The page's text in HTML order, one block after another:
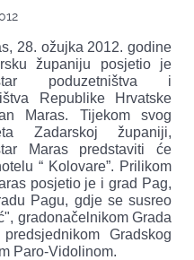
28. ožujka 2012. godine
županiju posjetio je
poduzetništva i
Republike Hrvatske
Maras. Tijekom svog
Zadarskoj županiji,
Maras predstaviti će
“ Kolovare”. Prilikom
posjetio je i grad Pag,
Pagu, gdje se susreo
gradonačelnikom Grada
Gradskog
Paro-Vidolinom.